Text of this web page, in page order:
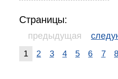
Страницы:
предыдущая
1 2 3 4 5 6 7 8